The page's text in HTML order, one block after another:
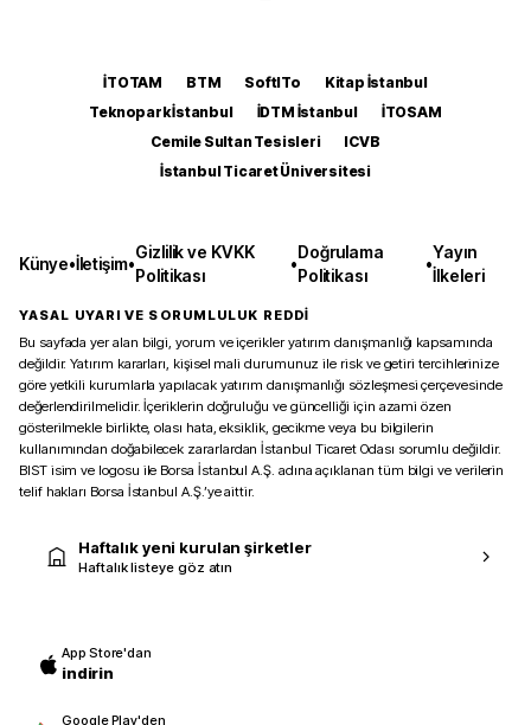
İTOTAM BTM SoftITo
Kitap İstanbul
Teknopark İstanbul
İDTM İstanbul
İTOSAM
Cemile Sultan Tesisleri
ICVB
İstanbul Ticaret Üniversitesi
Künye•İletişim•
Gizlilik ve KVKK
Politikası
•
Doğrulama
Politikası
•
Yayın
İlkeleri
YASAL UYARI VE SORUMLULUK REDDİ
Bu sayfada yer alan bilgi, yorum ve içerikler yatırım danışmanlığı kapsamında
değildir. Yatırım kararları, kişisel mali durumunuz ile risk ve getiri tercihlerinize
göre yetkili kurumlarla yapılacak yatırım danışmanlığı sözleşmesi çerçevesinde
değerlendirilmelidir. İçeriklerin doğruluğu ve güncelliği için azami özen
gösterilmekle birlikte, olası hata, eksiklik, gecikme veya bu bilgilerin
kullanımından doğabilecek zararlardan İstanbul Ticaret Odası sorumlu değildir.
BIST isim ve logosu ile Borsa İstanbul A.Ş. adına açıklanan tüm bilgi ve verilerin
telif hakları Borsa İstanbul A.Ş.’ye aittir.
Haftalık yeni kurulan şirketler
Haftalık listeye göz atın
App Store'dan
indirin
Google Play'den